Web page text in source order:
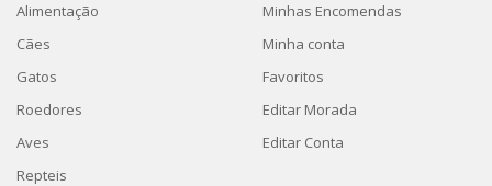
Alimentação
Cães
Gatos
Roedores
Aves
Repteis
Minhas Encomendas
Minha conta
Favoritos
Editar Morada
Editar Conta